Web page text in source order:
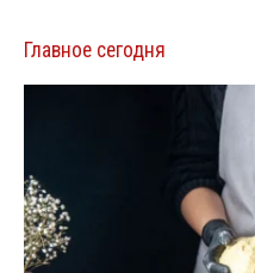
Главное сегодня